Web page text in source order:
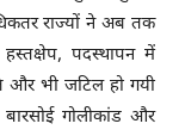
राज्यों ने अब तक
पदस्थापन में
और भी जटिल हो गयी
गोलीकांड और